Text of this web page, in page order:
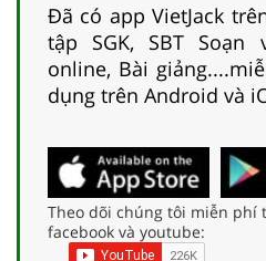
Đã có app VietJack
tập SGK, SBT Soạn
online, Bài
dụng trên Android và
Theo dõi chúng tôi miễn phí
facebook và youtube: